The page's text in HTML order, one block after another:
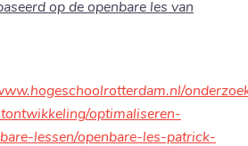
op de openbare les van
optimaliseren-
lessen/openbare-les-patrick-